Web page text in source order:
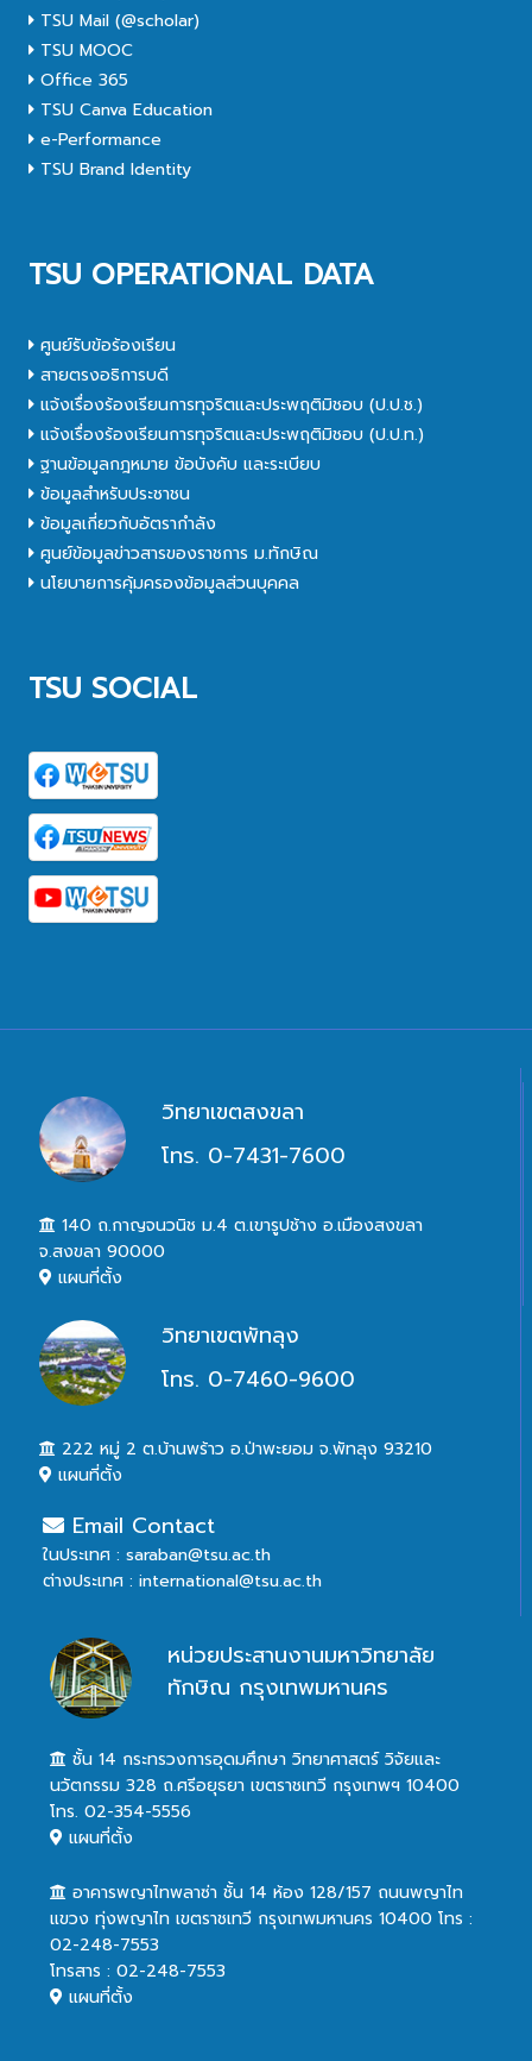
TSU Mail (@scholar)
TSU MOOC
Office 365
TSU Canva Education
e-Performance
TSU Brand Identity
TSU OPERATIONAL DATA
ศูนย์รับข้อร้องเรียน
สายตรงอธิการบดี
แจ้งเรื่องร้องเรียนการทุจริตและประพฤติมิชอบ (ป.ป.ช.)
แจ้งเรื่องร้องเรียนการทุจริตและประพฤติมิชอบ (ป.ป.ท.)
ฐานข้อมูลกฎหมาย ข้อบังคับ และระเบียบ
ข้อมูลสำหรับประชาชน
ข้อมูลเกี่ยวกับอัตรากำลัง
ศูนย์ข้อมูลข่าวสารของราชการ ม.ทักษิณ
นโยบายการคุ้มครองข้อมูลส่วนบุคคล
TSU SOCIAL
วิทยาเขตสงขลา
โทร. 0-7431-7600
140 ถ.กาญจนวนิช ม.4 ต.เขารูปช้าง อ.เมืองสงขลา
จ.สงขลา 90000
แผนที่ตั้ง
วิทยาเขตพัทลุง
โทร. 0-7460-9600
222 หมู่ 2 ต.บ้านพร้าว อ.ป่าพะยอม จ.พัทลุง 93210
แผนที่ตั้ง
Email Contact
ในประเทศ : saraban@tsu.ac.th
ต่างประเทศ : international@tsu.ac.th
หน่วยประสานงานมหาวิทยาลัย
ทักษิณ กรุงเทพมหานคร
ชั้น 14 กระทรวงการอุดมศึกษา วิทยาศาสตร์ วิจัยและ
นวัตกรรม 328 ถ.ศรีอยุธยา เขตราชเทวี กรุงเทพฯ 10400
โทร. 02-354-5556
แผนที่ตั้ง
อาคารพญาไทพลาซ่า ชั้น 14 ห้อง 128/157 ถนนพญาไท
แขวง ทุ่งพญาไท เขตราชเทวี กรุงเทพมหานคร 10400 โทร :
02-248-7553
โทรสาร : 02-248-7553
แผนที่ตั้ง